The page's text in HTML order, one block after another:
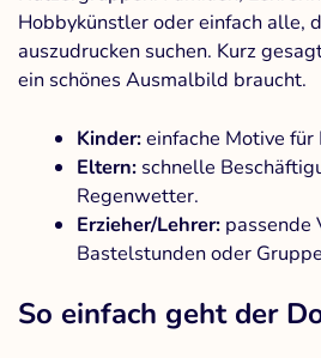
Hobbykünstler oder einfach alle,
auszudrucken suchen. Kurz
ein schönes Ausmalbild braucht.
Kinder:einfache Motive
Eltern: schnelle
Regenwetter.
Erzieher/Lehrer: passende
Bastelstunden oder
So einfach geht der